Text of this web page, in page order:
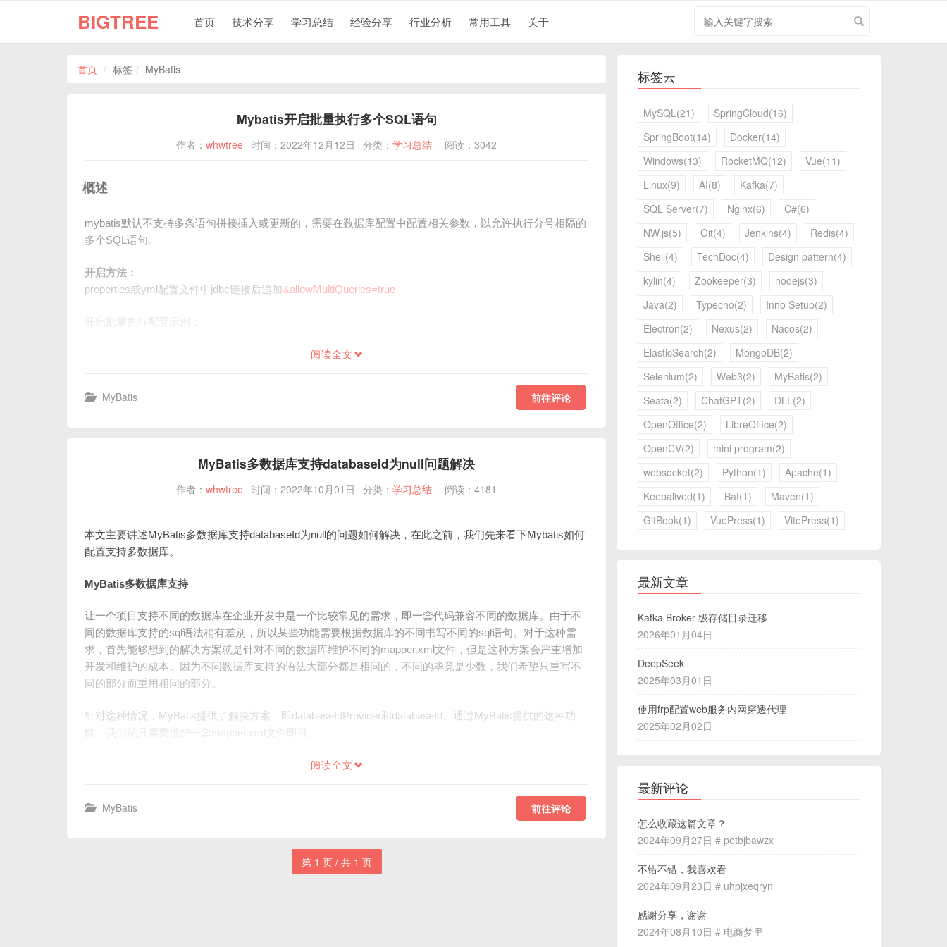
BIGTREE 首页 技术分享 学习总结 经验分享 行业分析 常用工具 关于
首页 标签 MyBatis
Mybatis开启批量执行多个SQL语句
作者： whwtree 时间：2022年12月12日 分类： 学习总结 阅读：3042
概述
mybatis默认不支持多条语句拼接插入或更新的，需要在数据库配置中配置相关参数，以允许执行分号相隔的
多个SQL语句。
开启方法：
properties或yml配置文件中jdbc链接后追加&allowMultiQueries=true
开启批量执行配置示例：
阅读全文
MyBatis 前往评论
MyBatis多数据库支持databaseId为null问题解决
作者： whwtree 时间：2022年10月01日 分类： 学习总结 阅读：4181
本文主要讲述MyBatis多数据库支持databaseId为null的问题如何解决，在此之前，我们先来看下Mybatis如何
配置支持多数据库。
MyBatis多数据库支持
让一个项目支持不同的数据库在企业开发中是一个比较常见的需求，即一套代码兼容不同的数据库。由于不
同的数据库支持的sql语法稍有差别，所以某些功能需要根据数据库的不同书写不同的sql语句。对于这种需
求，首先能够想到的解决方案就是针对不同的数据库维护不同的mapper.xml文件，但是这种方案会严重增加
开发和维护的成本。因为不同数据库支持的语法大部分都是相同的，不同的毕竟是少数，我们希望只重写不
同的部分而重用相同的部分。
针对这种情况，MyBatis提供了解决方案，即databaseIdProvider和databaseId。通过MyBatis提供的这种功
能，我们就只需要维护一套mapper.xml文件即可。
阅读全文
MyBatis 前往评论
第 1 页 / 共 1 页
标签云
MySQL(21)
SpringCloud(16)
SpringBoot(14)
Docker(14)
Windows(13)
RocketMQ(12)
Vue(11)
Linux(9)
AI(8)
Kafka(7)
SQL Server(7)
Nginx(6)
C#(6)
NW.js(5)
Git(4) Jenkins(4)
Redis(4)
Shell(4)
TechDoc(4)
Design pattern(4)
kylin(4)
Zookeeper(3)
nodejs(3)
Java(2)
Typecho(2)
Inno Setup(2)
Electron(2)
Nexus(2)
Nacos(2)
ElasticSearch(2)
MongoDB(2)
Selenium(2)
Web3(2)
MyBatis(2)
Seata(2)
ChatGPT(2)
DLL(2)
OpenOffice(2)
LibreOffice(2)
OpenCV(2)
mini program(2)
websocket(2)
Python(1)
Apache(1)
Keepalived(1)
Bat(1)
Maven(1)
GitBook(1)
VuePress(1) VitePress(1)
最新文章
Kafka Broker 级存储目录迁移
2026年01月04日
DeepSeek
2025年03月01日
使用frp配置web服务内网穿透代理
2025年02月02日
最新评论
怎么收藏这篇文章？
2024年09月27日 # petbjbawzx
不错不错，我喜欢看
2024年09月23日 # uhpjxeqryn
感谢分享，谢谢
2024年08月10日 # 电商梦里